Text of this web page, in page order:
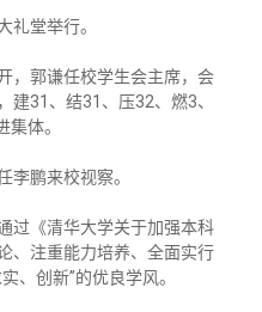
礼堂举行。
，郭谦任校学生会主席，会
建31、结31、压32、燃3、
体。
李鹏来校视察。
过《清华大学关于加强本科
、注重能力培养、全面实行
、创新”的优良学风。